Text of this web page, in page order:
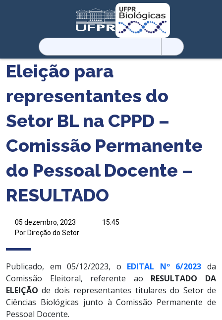
Pesquisar
por:
Eleição para
representantes do
Setor BL na CPPD –
Comissão Permanente
do Pessoal Docente –
RESULTADO
05 dezembro, 2023
15:45
Por Direção do Setor
Publicado, em 05/12/2023, o EDITAL Nº 6/2023 da
Comissão Eleitoral, referente ao RESULTADO DA
ELEIÇÃO de dois representantes titulares do Setor de
Ciências Biológicas junto à Comissão Permanente de
Pessoal Docente.